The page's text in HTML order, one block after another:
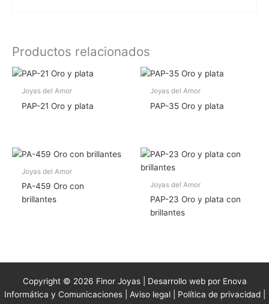
Productos relacionados
Joyas del Amor
PAP-21 Oro y plata
Joyas del Amor
PAP-35 Oro y plata
Joyas del Amor
PA-459 Oro con
brillantes
Joyas del Amor
PAP-23 Oro y plata con
brillantes
Copyright © 2026 Finor Joyas | Desarrollo web por Enova
Informática y Comunicaciones | Aviso legal| Política de privacidad|